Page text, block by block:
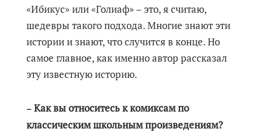
«Ибикус» или «Голиаф» – это, я считаю,
шедевры такого подхода. Многие знают эти
истории и знают, что случится в конце. Но
самое главное, как именно автор рассказал
эту известную историю.
–Как вы относитесь к комиксам по
классическим школьным произведениям?